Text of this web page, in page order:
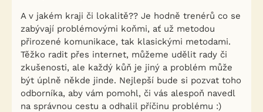
A v jakém kraji či lokalitě?? Je hodně trenérů co se
zabývají problémovými koňmi, ať už metodou
přirozené komunikace, tak klasickými metodami.
Těžko radit přes internet, můžeme udělit rady či
zkušenosti, ale každý kůň je jiný a problém může
být úplně někde jinde. Nejlepší bude si pozvat toho
odborníka, aby vám pomohl, či vás alespoň navedl
na správnou cestu a odhalil příčinu problému :)